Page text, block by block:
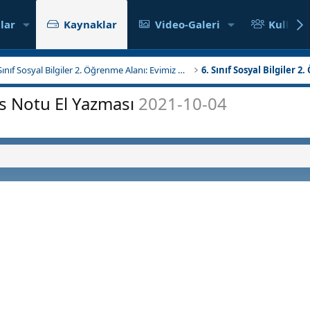
Kaynaklar Video-Galeri
6. Sınıf Sosyal Bilgiler 2. Öğrenme Alanı: Evimiz Dünya
El Yazması 2021-10-04